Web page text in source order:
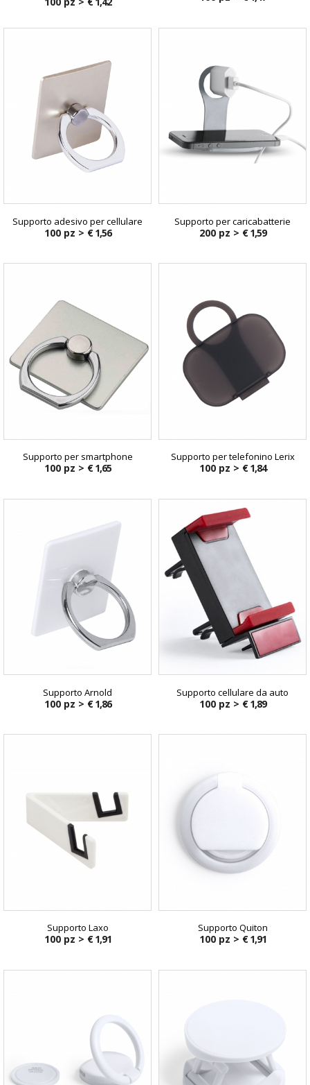
Supporto adesivo per cellulare
100 pz > € 1,56
Supporto per caricabatterie
200 pz > € 1,59
Supporto per smartphone
100 pz > € 1,65
Supporto per telefonino Lerix
100 pz > € 1,84
Supporto Arnold
100 pz > € 1,86
Supporto cellulare da auto
100 pz > € 1,89
Supporto Laxo
100 pz > € 1,91
Supporto Quiton
100 pz > € 1,91